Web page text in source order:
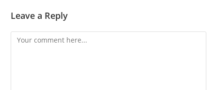
Leave a Reply
Comment